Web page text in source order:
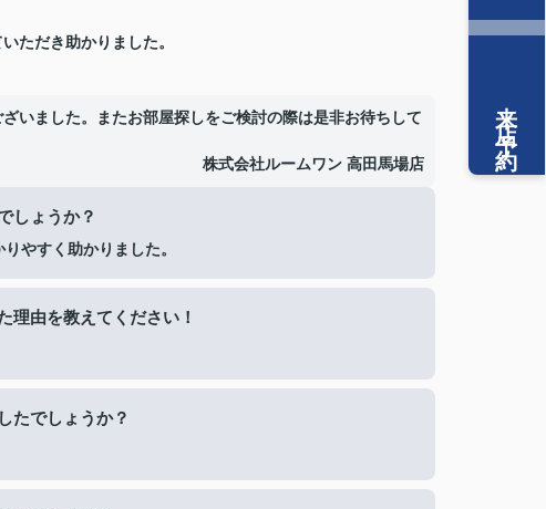
ただき助かりました。
いました。またお部屋探しをご検討の際は是非お待ちして
株式会社ルームワン 高田馬場店
しょうか？
やすく助かりました。
理由を教えてください！
たでしょうか？
来店予約